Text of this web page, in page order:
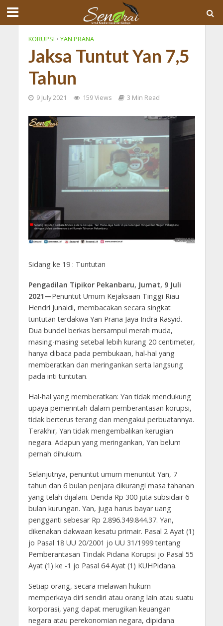
KORUPSI • YAN PRANA
Jaksa Tuntut Yan 7,5
Tahun
9 July 2021 159 Views 3 Min Read
Sidang ke 19 : Tuntutan
Pengadilan Tipikor Pekanbaru, Jumat, 9 Juli
2021—Penuntut Umum Kejaksaan Tinggi Riau
Hendri Junaidi, membacakan secara singkat
tuntutan terdakwa Yan Prana Jaya Indra Rasyid.
Dua bundel berkas bersampul merah muda,
masing-masing setebal lebih kurang 20 centimeter,
hanya dibaca pada pembukaan, hal-hal yang
memberatkan dan meringankan serta langsung
pada inti tuntutan.
Hal-hal yang memberatkan: Yan tidak mendukung
upaya pemerintah dalam pemberantasan korupsi,
tidak berterus terang dan mengakui perbuatannya.
Terakhir, Yan tidak mengembalikan kerugian
negara. Adapun yang meringankan, Yan belum
pernah dihukum.
Selanjutnya, penuntut umum menuntut Yan, 7
tahun dan 6 bulan penjara dikurangi masa tahanan
yang telah dijalani. Denda Rp 300 juta subsidair 6
bulan kurungan. Yan, juga harus bayar uang
pengganti sebesar Rp 2.896.349.844.37. Yan,
dikenakan dakwaan kesatu primair. Pasal 2 Ayat (1)
jo Pasal 18 UU 20/2001 jo UU 31/1999 tentang
Pemberantasan Tindak Pidana Korupsi jo Pasal 55
Ayat (1) ke -1 jo Pasal 64 Ayat (1) KUHPidana.
Setiap orang, secara melawan hukum
memperkaya diri sendiri atau orang lain atau suatu
korporasi, yang dapat merugikan keuangan
negara atau perekonomian negara, dipidana